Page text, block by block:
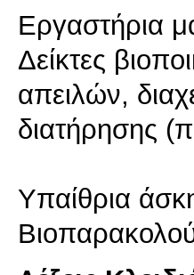
Εργαστήρια
Δείκτες
απειλών,
διατήρησης
Υπαίθρια